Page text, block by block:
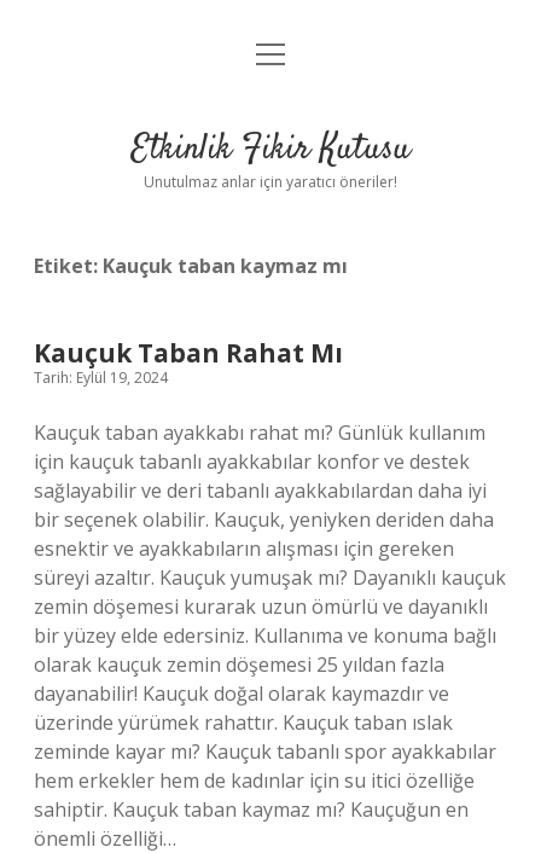
Anasayfa
Yasal Uyarı
menüyü
Etkinlik Fikir Kutusu
Unutulmaz anlar için yaratıcı öneriler!
Etiket: Kauçuk taban kaymaz mı
Kauçuk Taban Rahat Mı
Tarih: Eylül 19, 2024
Kauçuk taban ayakkabı rahat mı? Günlük kullanım
için kauçuk tabanlı ayakkabılar konfor ve destek
sağlayabilir ve deri tabanlı ayakkabılardan daha iyi
bir seçenek olabilir. Kauçuk, yeniyken deriden daha
esnektir ve ayakkabıların alışması için gereken
süreyi azaltır. Kauçuk yumuşak mı? Dayanıklı kauçuk
zemin döşemesi kurarak uzun ömürlü ve dayanıklı
bir yüzey elde edersiniz. Kullanıma ve konuma bağlı
olarak kauçuk zemin döşemesi 25 yıldan fazla
dayanabilir! Kauçuk doğal olarak kaymazdır ve
üzerinde yürümek rahattır. Kauçuk taban ıslak
zeminde kayar mı? Kauçuk tabanlı spor ayakkabılar
hem erkekler hem de kadınlar için su itici özelliğe
sahiptir. Kauçuk taban kaymaz mı? Kauçuğun en
önemli özelliği…